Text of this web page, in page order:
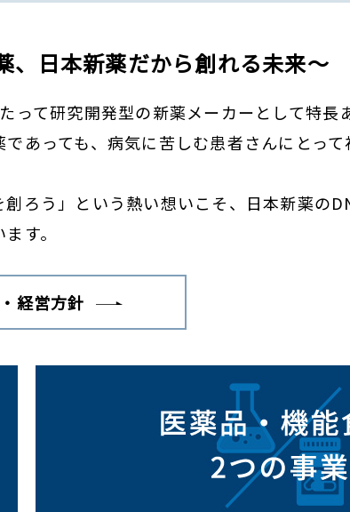
日本新薬だから創れる未来～
て研究開発型の新薬メーカーとして特長
あっても、病気に苦しむ患者さんにとっ
ろう」という熱い想いこそ、日本新薬の
す。
経営方針